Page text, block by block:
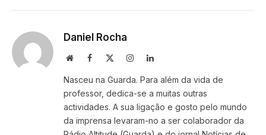
Daniel Rocha
WebsiteFacebook InstagramLinkedIn
Nasceu na Guarda. Para além da vida de
professor, dedica-se a muitas outras
actividades. A sua ligação e gosto pelo mundo
da imprensa levaram-no a ser colaborador da